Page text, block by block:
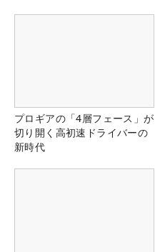
プロギアの「4層フェース」が
切り開く高初速ドライバーの
新時代